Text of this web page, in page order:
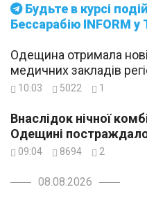
Будьте в курсі подій. Підписуйтесь на
Бессарабію INFORM у
Одещина отримала
медичних закладів
10:03 5022 1
Внаслідок нічної
Одещині
09:04 8694 2
08.08.2026